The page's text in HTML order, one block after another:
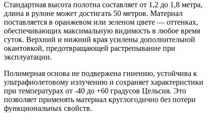
Стандартная высота полотна составляет от 1,2 до 1,8 метра,
длина в рулоне может достигать 50 метров. Материал
поставляется в оранжевом или зеленом цвете — оттенках,
обеспечивающих максимальную видимость в любое время
суток. Верхний и нижний края усилены дополнительной
окантовкой, предотвращающей растрепывание при
эксплуатации.
Полимерная основа не подвержена гниению, устойчива к
ультрафиолетовому излучению и сохраняет характеристики
при температурах от -40 до +60 градусов Цельсия. Это
позволяет применять материал круглогодично без потери
функциональных свойств.